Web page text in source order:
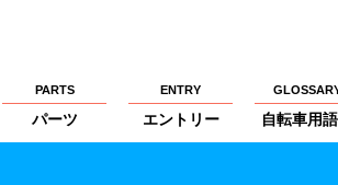
PARTS
パーツ
ENTRY
エントリー 自転車用